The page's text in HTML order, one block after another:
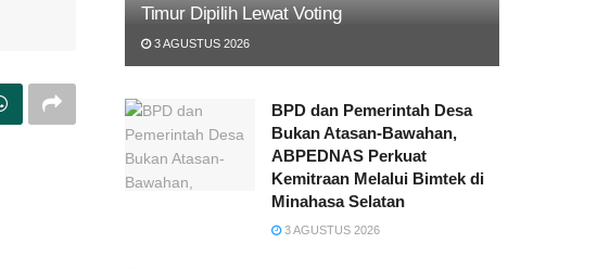
Timur Dipilih Lewat Voting
3 AGUSTUS 2026
BPD dan Pemerintah Desa
Bukan Atasan-Bawahan,
ABPEDNAS Perkuat
Kemitraan Melalui Bimtek di
Minahasa Selatan
3 AGUSTUS 2026